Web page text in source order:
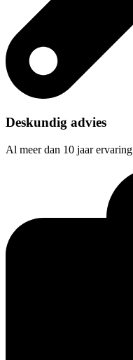
Deskundig advies
Al meer dan 10 jaar ervaring